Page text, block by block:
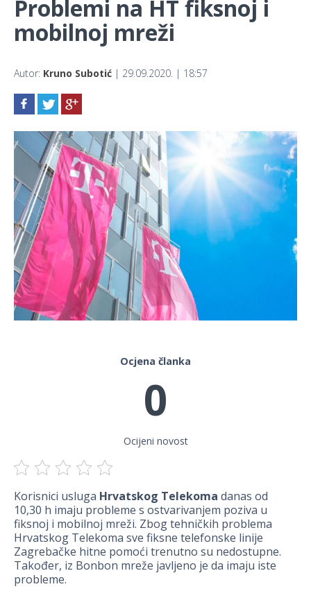
Problemi na HT fiksnoj i
mobilnoj mreži
Autor: Kruno Subotić | 29.09.2020. | 18:57
Ocjena članka
0
Ocijeni novost
Korisnici usluga Hrvatskog Telekoma danas od
10,30 h imaju probleme s ostvarivanjem poziva u
fiksnoj i mobilnoj mreži. Zbog tehničkih problema
Hrvatskog Telekoma sve fiksne telefonske linije
Zagrebačke hitne pomoći trenutno su nedostupne.
Također, iz Bonbon mreže javljeno je da imaju iste
probleme.